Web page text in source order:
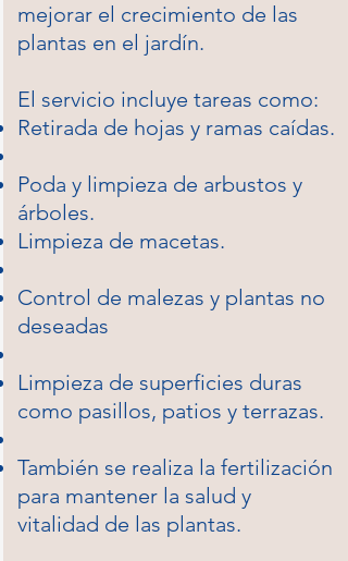
mejorar el crecimiento de las
plantas en el jardín.
El servicio incluye tareas como:
Retirada de hojas y ramas caídas.
Poda y limpieza de arbustos y
árboles.
Limpieza de macetas.
​Control de malezas y plantas no
deseadas
Limpieza de superficies duras
como pasillos, patios y terrazas.
También se realiza la fertilización
para mantener la salud y
vitalidad de las plantas.